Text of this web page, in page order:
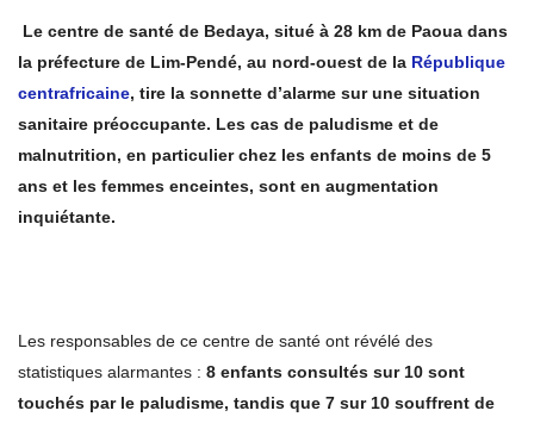
Le centre de santé de Bedaya, situé à 28 km de Paoua dans
la préfecture de Lim-Pendé, au nord-ouest de la République
centrafricaine, tire la sonnette d’alarme sur une situation
sanitaire préoccupante. Les cas de paludisme et de
malnutrition, en particulier chez les enfants de moins de 5
ans et les femmes enceintes, sont en augmentation
inquiétante.
Les responsables de ce centre de santé ont révélé des
statistiques alarmantes : 8 enfants consultés sur 10 sont
touchés par le paludisme, tandis que 7 sur 10 souffrent de